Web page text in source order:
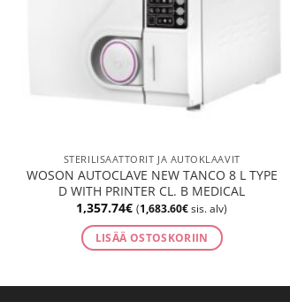
STERILISAATTORIT JA AUTOKLAAVIT
WOSON AUTOCLAVE NEW TANCO 8 L TYPE
D WITH PRINTER CL. B MEDICAL
1,357.74€ (1,683.60€ sis. alv)
LISÄÄ OSTOSKORIIN